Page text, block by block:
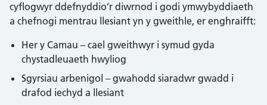
cyflogwyr ddefnyddio’r diwrnod i godi ymwybyddiaeth
a chefnogi mentrau llesiant yn y gweithle, er enghraifft:
Her y Camau – cael gweithwyr i symud gyda
chystadleuaeth hwyliog
Sgyrsiau arbenigol – gwahodd siaradwr gwadd i
drafod iechyd a llesiant